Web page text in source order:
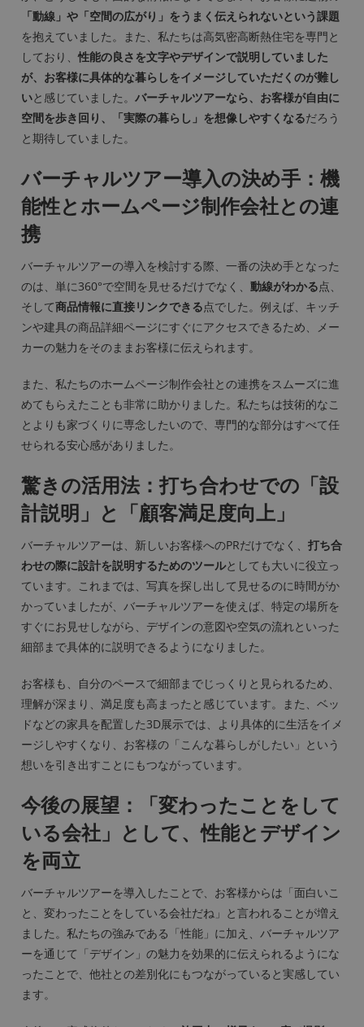
「動線」や「空間の広がり」をうまく伝えられないという課題
を抱えていました。また、私たちは高気密高断熱住宅を専門と
しており、性能の良さを文字やデザインで説明していました
が、お客様に具体的な暮らしをイメージしていただくのが難し
いと感じていました。 バーチャルツアーなら、お客様が自由に
空間を歩き回り、「実際の暮らし」を想像しやすくなるだろう
と期待していました。
バーチャルツアー導入の決め手：機
能性とホームページ制作会社との連
携
バーチャルツアーの導入を検討する際、一番の決め手となった
のは、単に360°で空間を見せるだけでなく、 動線がわかる点、
そして商品情報に直接リンクできる点でした。例えば、キッチ
ンや建具の商品詳細ページにすぐにアクセスできるため、メー
カーの魅力をそのままお客様に伝えられます。
また、私たちのホームページ制作会社との連携をスムーズに進
めてもらえたことも非常に助かりました。私たちは技術的なこ
とよりも家づくりに専念したいので、専門的な部分はすべて任
せられる安心感がありました。
驚きの活用法：打ち合わせでの「設
計説明」と「顧客満足度向上」
バーチャルツアーは、新しいお客様へのPRだけでなく、 打ち合
わせの際に設計を説明するためのツールとしても大いに役立っ
ています。これまでは、写真を探し出して見せるのに時間がか
かっていましたが、バーチャルツアーを使えば、特定の場所を
すぐにお見せしながら、デザインの意図や空気の流れといった
細部まで具体的に説明できるようになりました。
お客様も、自分のペースで細部までじっくりと見られるため、
理解が深まり、満足度も高まったと感じています。また、ベッ
ドなどの家具を配置した3D展示では、より具体的に生活をイメ
ージしやすくなり、お客様の「こんな暮らしがしたい」という
想いを引き出すことにもつながっています。
今後の展望：「変わったことをして
いる会社」として、性能とデザイン
を両立
バーチャルツアーを導入したことで、お客様からは「面白いこ
と、変わったことをしている会社だね」と言われることが増え
ました。私たちの強みである「性能」に加え、バーチャルツア
ーを通じて「デザイン」の魅力を効果的に伝えられるようにな
ったことで、他社との差別化にもつながっていると実感してい
ます。